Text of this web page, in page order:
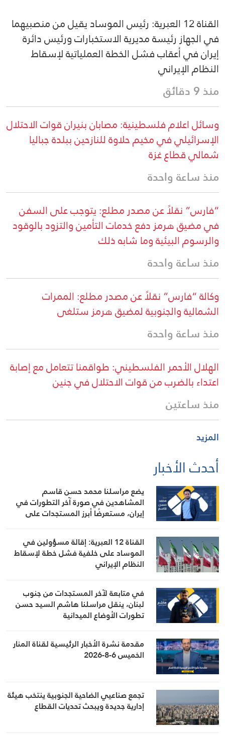
القناة 12 العبرية: رئيس الموساد يقيل من منصبيهما
في الجهاز رئيسة مديرية الاستخبارات ورئيس دائرة
إيران في أعقاب فشل الخطة العملياتية لإسقاط
النظام الإيراني
منذ 9 دقائق
وسائل اعلام فلسطينية: مصابان بنيران قوات الاحتلال
الإسرائيلي في مخيم حلاوة للنازحين ببلدة جباليا
شمالي قطاع غزة
منذ ساعة واحدة
“فارس” نقلاً عن مصدر مطلع: يتوجب على السفن
في مضيق هرمز دفع خدمات التأمين والتزود بالوقود
والرسوم البيئية وما شابه ذلك
منذ ساعة واحدة
وكالة “فارس” نقلاً عن مصدر مطلع: الممرات
الشمالية والجنوبية لمضيق هرمز ستلغى
منذ ساعة واحدة
الهلال الأحمر الفلسطيني: طواقمنا تتعامل مع إصابة
اعتداء بالضرب من قوات الاحتلال في جنين
منذ ساعتين
المزيد
أحدث الأخبار
يضع مراسلنا محمد حسن قاسم
المشاهدين في صورة آخر التطورات في
إيران، مستعرضًا أبرز المستجدات على
المواقف الرسمية وأبرز التطورات ذات
الصلة بالشأنين الداخلي والإقليمي
القناة 12 العبرية: إقالة مسؤولين في
الموساد على خلفية فشل خطة لإسقاط
النظام الإيراني
في متابعة لآخر المستجدات من جنوب
لبنان، ينقل مراسلنا هاشم السيد حسن
تطورات الأوضاع الميدانية
مقدمة نشرة الأخبار الرئيسية لقناة المنار
الخميس 6-8-2026
تجمع صناعيي الضاحية الجنوبية ينتخب هيئة
إدارية جديدة ويبحث تحديات القطاع